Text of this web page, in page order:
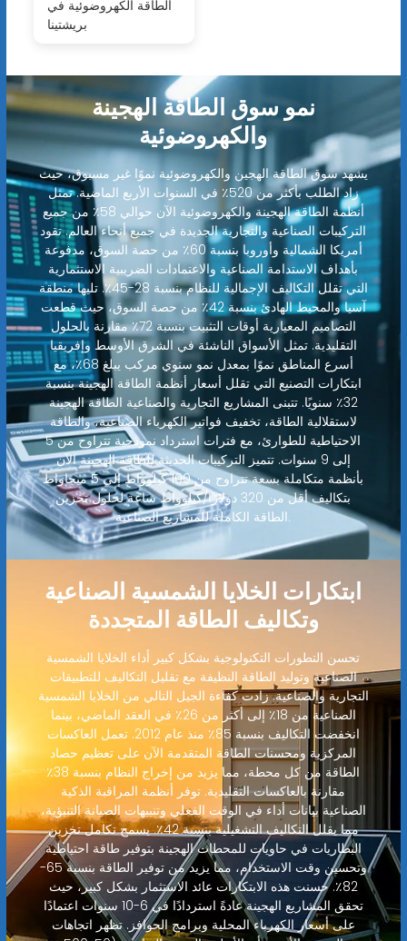
الطاقة الكهروضوئية في
بريشتينا
نمو سوق الطاقة الهجينة
والكهروضوئية
يشهد سوق الطاقة الهجين والكهروضوئية نموًا غير مسبوق، حيث
زاد الطلب بأكثر من 520٪ في السنوات الأربع الماضية. تمثل
أنظمة الطاقة الهجينة والكهروضوئية الآن حوالي 58٪ من جميع
التركيبات الصناعية والتجارية الجديدة في جميع أنحاء العالم. تقود
أمريكا الشمالية وأوروبا بنسبة 60٪ من حصة السوق، مدفوعة
بأهداف الاستدامة الصناعية والاعتمادات الضريبية الاستثمارية
التي تقلل التكاليف الإجمالية للنظام بنسبة 28-45٪. تليها منطقة
آسيا والمحيط الهادئ بنسبة 42٪ من حصة السوق، حيث قطعت
التصاميم المعيارية أوقات التثبيت بنسبة 72٪ مقارنة بالحلول
التقليدية. تمثل الأسواق الناشئة في الشرق الأوسط وإفريقيا
أسرع المناطق نموًا بمعدل نمو سنوي مركب يبلغ 68٪، مع
ابتكارات التصنيع التي تقلل أسعار أنظمة الطاقة الهجينة بنسبة
32٪ سنويًا. تتبنى المشاريع التجارية والصناعية الطاقة الهجينة
لاستقلالية الطاقة، تخفيف فواتير الكهرباء الصناعية، والطاقة
الاحتياطية للطوارئ، مع فترات استرداد نموذجية تتراوح من 5
إلى 9 سنوات. تتميز التركيبات الحديثة للطاقة الهجينة الآن
بأنظمة متكاملة بسعة تتراوح من 100 كيلوواط إلى 5 ميجاواط
بتكاليف أقل من 320 دولارًا/كيلوواط ساعة لحلول تخزين
الطاقة الكاملة للمشاريع الصناعية.
ابتكارات الخلايا الشمسية الصناعية
وتكاليف الطاقة المتجددة
تحسن التطورات التكنولوجية بشكل كبير أداء الخلايا الشمسية
الصناعية وتوليد الطاقة النظيفة مع تقليل التكاليف للتطبيقات
التجارية والصناعية. زادت كفاءة الجيل التالي من الخلايا الشمسية
الصناعية من 18٪ إلى أكثر من 26٪ في العقد الماضي، بينما
انخفضت التكاليف بنسبة 85٪ منذ عام 2012. تعمل العاكسات
المركزية ومحسنات الطاقة المتقدمة الآن على تعظيم حصاد
الطاقة من كل محطة، مما يزيد من إخراج النظام بنسبة 38٪
مقارنة بالعاكسات التقليدية. توفر أنظمة المراقبة الذكية
الصناعية بيانات أداء في الوقت الفعلي وتنبيهات الصيانة التنبؤية،
مما يقلل التكاليف التشغيلية بنسبة 42٪. يسمح تكامل تخزين
البطاريات في حاويات للمحطات الهجينة بتوفير طاقة احتياطية
وتحسين وقت الاستخدام، مما يزيد من توفير الطاقة بنسبة 65-
82٪. حسنت هذه الابتكارات عائد الاستثمار بشكل كبير، حيث
تحقق المشاريع الهجينة عادةً استردادًا في 6-10 سنوات اعتمادًا
على أسعار الكهرباء المحلية وبرامج الحوافز. تظهر اتجاهات